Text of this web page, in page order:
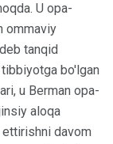
U opa-
ommaviy
tanqid
bo'lgan
u Berman opa-
aloqa
davom